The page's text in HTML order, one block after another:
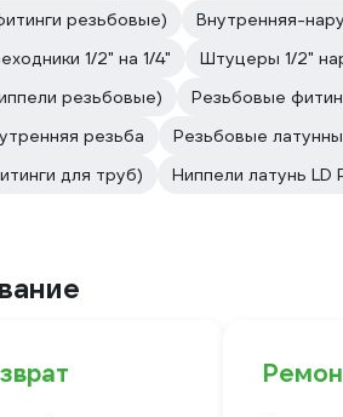
резьбовые) Внутренняя-
1/2" на 1/4" Штуцеры 1/2"
резьбовые)
Резьбовые
резьба
Резьбовые
для труб) Ниппели латунь LD